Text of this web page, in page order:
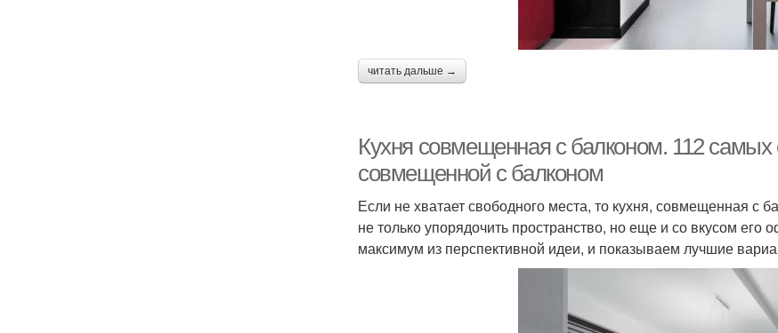
читать дальше →
Кухня совмещенная с балконом. 112 самых
совмещенной с балконом
Если не хватает свободного места, то кухня, совмещенная с
не только упорядочить пространство, но еще и со вкусом его
максимум из перспективной идеи, и показываем лучшие